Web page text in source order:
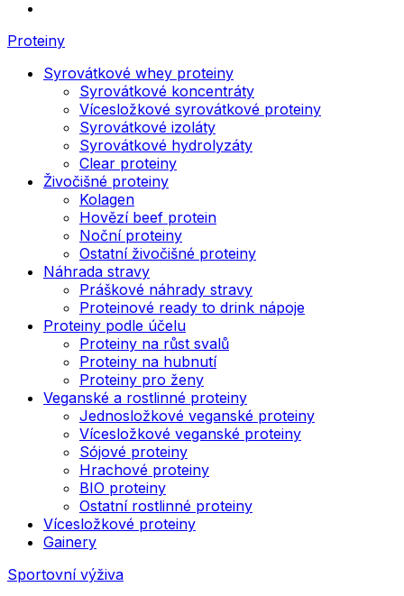
Proteiny
Syrovátkové whey proteiny
Syrovátkové koncentráty
Vícesložkové syrovátkové proteiny
Syrovátkové izoláty
Syrovátkové hydrolyzáty
Clear proteiny
Živočišné proteiny
Kolagen
Hovězí beef protein
Noční proteiny
Ostatní živočišné proteiny
Náhrada stravy
Práškové náhrady stravy
Proteinové ready to drink nápoje
Proteiny podle účelu
Proteiny na růst svalů
Proteiny na hubnutí
Proteiny pro ženy
Veganské a rostlinné proteiny
Jednosložkové veganské proteiny
Vícesložkové veganské proteiny
Sójové proteiny
Hrachové proteiny
BIO proteiny
Ostatní rostlinné proteiny
Vícesložkové proteiny
Gainery
Sportovní výživa